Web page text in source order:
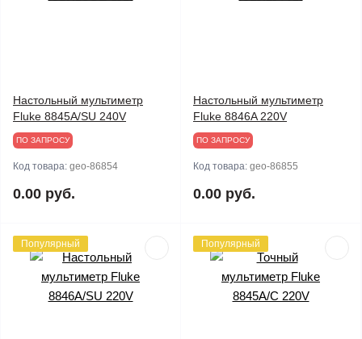
Настольный мультиметр
Fluke 8845A/SU 240V
ПО ЗАПРОСУ
Код товара: geo-86854
0.00 руб.
Настольный мультиметр
Fluke 8846A 220V
ПО ЗАПРОСУ
Код товара: geo-86855
0.00 руб.
Популярный Популярный